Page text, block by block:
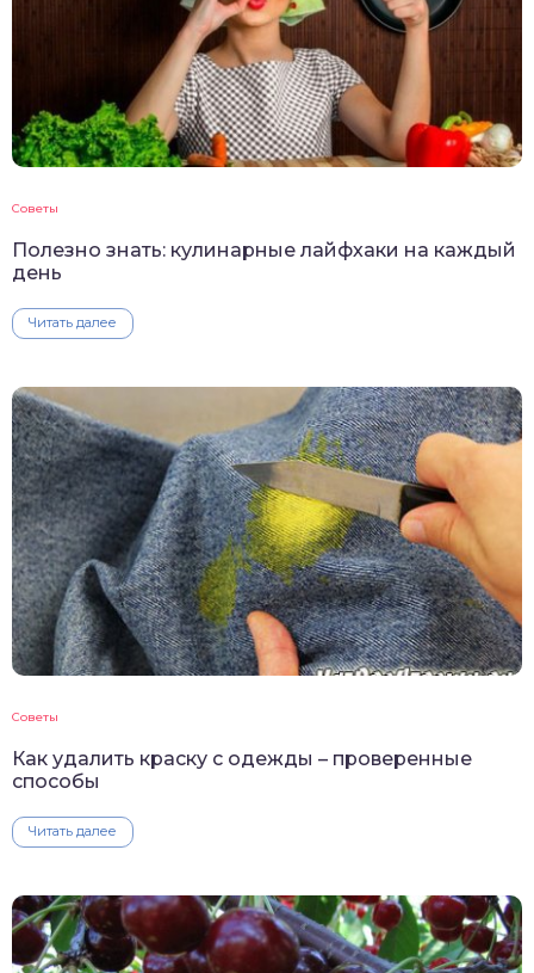
Советы
Полезно знать: кулинарные лайфхаки на каждый
день
Читать далее
Советы
Как удалить краску с одежды – проверенные
способы
Читать далее